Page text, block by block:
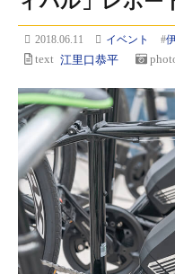
2018.06.11 イベント #
text 江里口恭平